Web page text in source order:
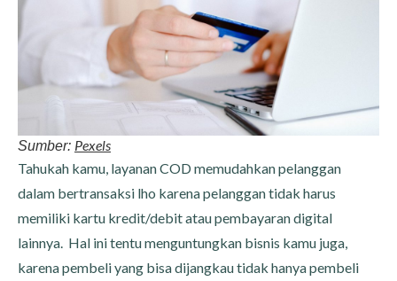
Sumber: Pexels
Tahukah kamu, layanan COD memudahkan pelanggan
dalam bertransaksi lho karena pelanggan tidak harus
memiliki kartu kredit/debit atau pembayaran digital
lainnya. Hal ini tentu menguntungkan bisnis kamu juga,
karena pembeli yang bisa dijangkau tidak hanya pembeli